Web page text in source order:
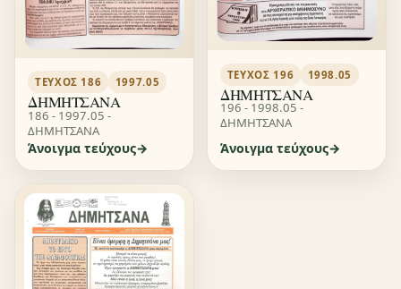
ΤΕΎΧΟΣ 186 1997.05
ΔΗΜΗΤΣΑΝΑ
186 - 1997.05 -
ΔΗΜΗΤΣΑΝΑ
Άνοιγμα τεύχους
ΤΕΎΧΟΣ 196 1998.05
ΔΗΜΗΤΣΑΝΑ
196 - 1998.05 -
ΔΗΜΗΤΣΑΝΑ
Άνοιγμα τεύχους